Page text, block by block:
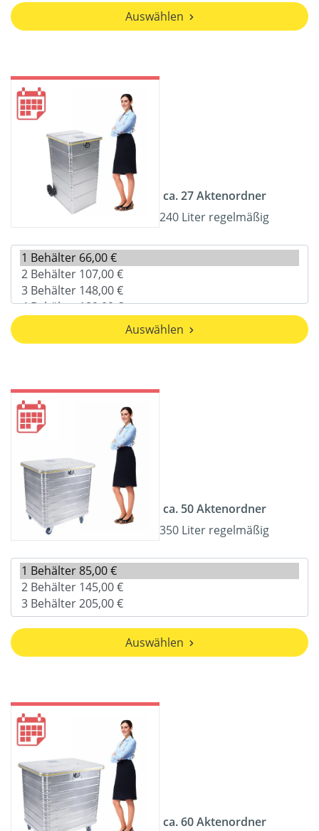
Auswählen
ca. 27 Aktenordner
240 Liter regelmäßig
Auswählen
ca. 50 Aktenordner
350 Liter regelmäßig
Auswählen
ca. 60 Aktenordner